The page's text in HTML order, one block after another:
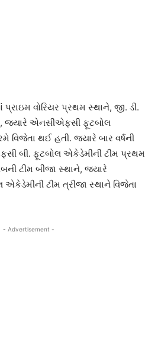
પ્રાઇમ વોરિયર પ્રથમ સ્થાને, જી. ડી.
જ્યારે એનસીએફસી ફૂટબોલ
વિજેતા થઈ હતી. જયારે બાર વર્ષની
બી. ફૂટબોલ એકેડેમીની ટીમ પ્રથમ
ટીમ બીજા સ્થાને, જ્યારે
ટીમ ત્રીજા સ્થાને વિજેતા
- Advertisement -